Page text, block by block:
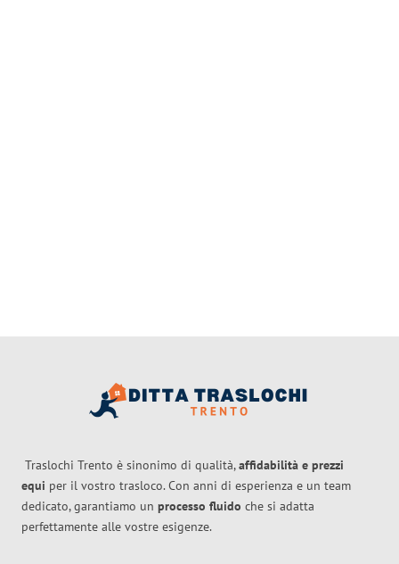
Traslochi Trento è sinonimo di qualità,affidabilità e prezzi
equi per il vostro trasloco. Con anni di esperienza e un team
dedicato, garantiamo un processo fluido che si adatta
perfettamente alle vostre esigenze.